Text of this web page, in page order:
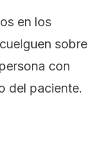
en los
sobre
con
del paciente.